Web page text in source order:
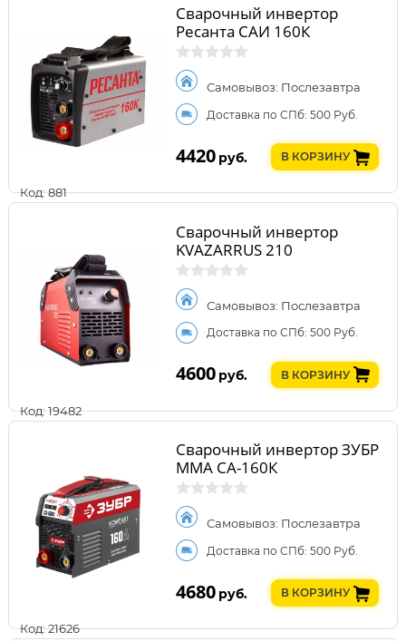
Код: 881
Сварочный инвертор
Ресанта САИ 160К
Самовывоз: Послезавтра
Доставка по СПб: 500 Руб.
4420 руб. В КОРЗИНУ
Код: 19482
Сварочный инвертор
KVAZARRUS 210
Самовывоз: Послезавтра
Доставка по СПб: 500 Руб.
4600 руб. В КОРЗИНУ
Код: 21626
Сварочный инвертор ЗУБР
ММА СА-160К
Самовывоз: Послезавтра
Доставка по СПб: 500 Руб.
4680 руб. В КОРЗИНУ